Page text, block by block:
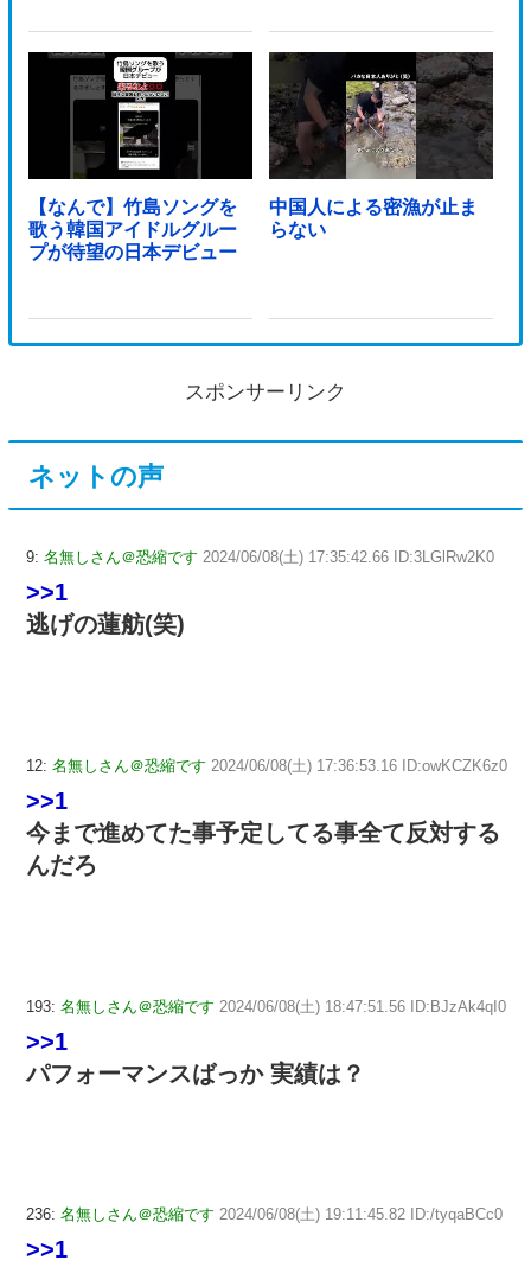
【なんで】竹島ソングを
歌う韓国アイドルグルー
プが待望の日本デビュー
中国人による密漁が止ま
らない
スポンサーリンク
ネットの声
9: 名無しさん＠恐縮です 2024/06/08(土) 17:35:42.66 ID:3LGlRw2K0
>>1
逃げの蓮舫(笑)
12: 名無しさん＠恐縮です 2024/06/08(土) 17:36:53.16 ID:owKCZK6z0
>>1
今まで進めてた事予定してる事全て反対する
んだろ
193: 名無しさん＠恐縮です 2024/06/08(土) 18:47:51.56 ID:BJzAk4qI0
>>1
パフォーマンスばっか 実績は？
236: 名無しさん＠恐縮です 2024/06/08(土) 19:11:45.82 ID:/tyqaBCc0
>>1